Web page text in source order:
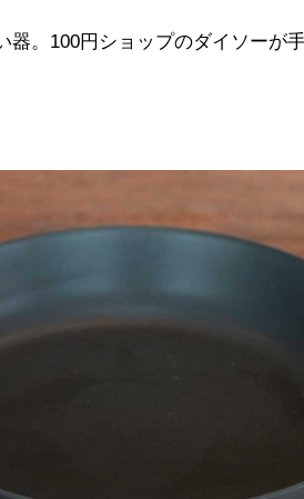
器。100円ショップのダイソーが